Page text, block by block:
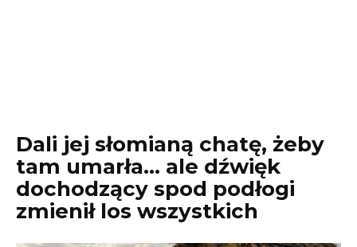
Dali jej słomianą chatę, żeby
tam umarła… ale dźwięk
dochodzący spod podłogi
zmienił los wszystkich